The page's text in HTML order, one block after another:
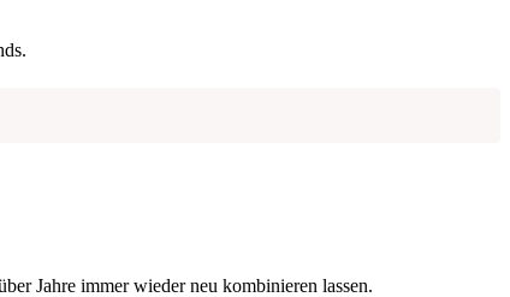
Jahre immer wieder neu kombinieren lassen.